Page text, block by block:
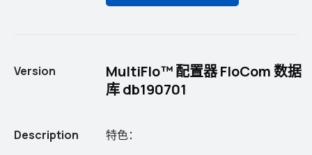
Version
MultiFlo™ 配置器 FloCom 数据
库 db190701
Description
特色：